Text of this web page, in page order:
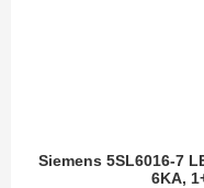
Siemens 5SL6016-7
6KA,